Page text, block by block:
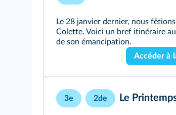
Le 28 janvier dernier, nous
Colette. Voici un bref itinéraire
de son émancipation.
Accéder à
3e 2de Le